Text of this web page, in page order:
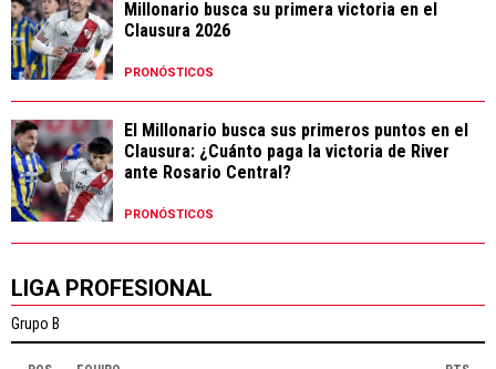
Millonario busca su primera victoria en el
Clausura 2026
PRONÓSTICOS
El Millonario busca sus primeros puntos en el
Clausura: ¿Cuánto paga la victoria de River
ante Rosario Central?
PRONÓSTICOS
LIGA PROFESIONAL